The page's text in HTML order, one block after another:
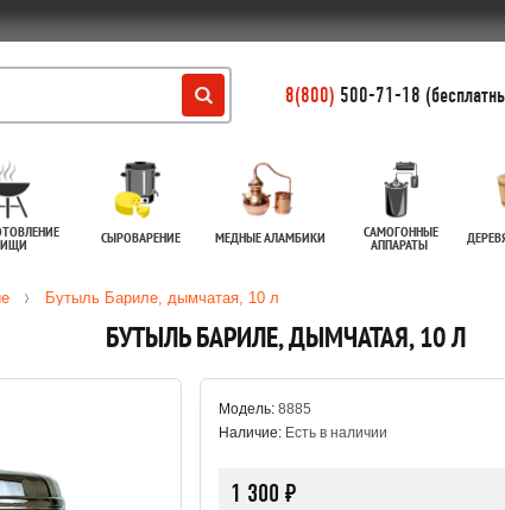
8(800) 500-71-18
СЫРОВАРЕНИЕ МЕДНЫЕ АЛАМБИКИ САМОГОННЫЕ
АППАРАТЫ
Бутыль Бариле, дымчатая, 10 л
БУТЫЛЬ БАРИЛЕ, ДЫМЧАТАЯ, 10 Л
Модель: 8885
Наличие: Есть в наличии
1 300 ₽